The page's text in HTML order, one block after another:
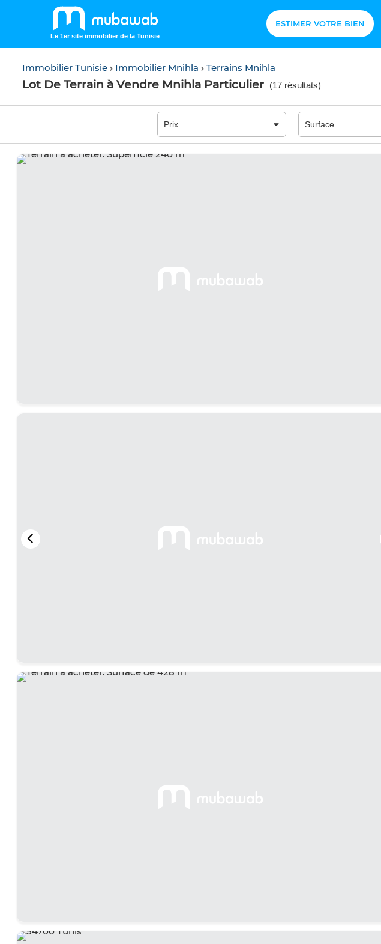
Le 1er site immobilier de la Tunisie
ESTIMER VOTRE BIEN
Immobilier Tunisie Immobilier Mnihla Terrains Mnihla
Lot De Terrain à Vendre Mnihla Particulier (17 résultats)